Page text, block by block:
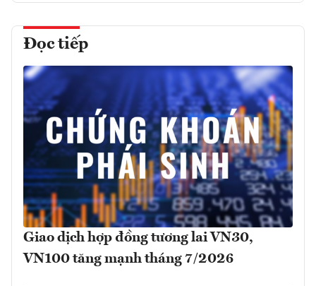
Đọc tiếp
Giao dịch hợp đồng tương lai VN30,
VN100 tăng mạnh tháng 7/2026